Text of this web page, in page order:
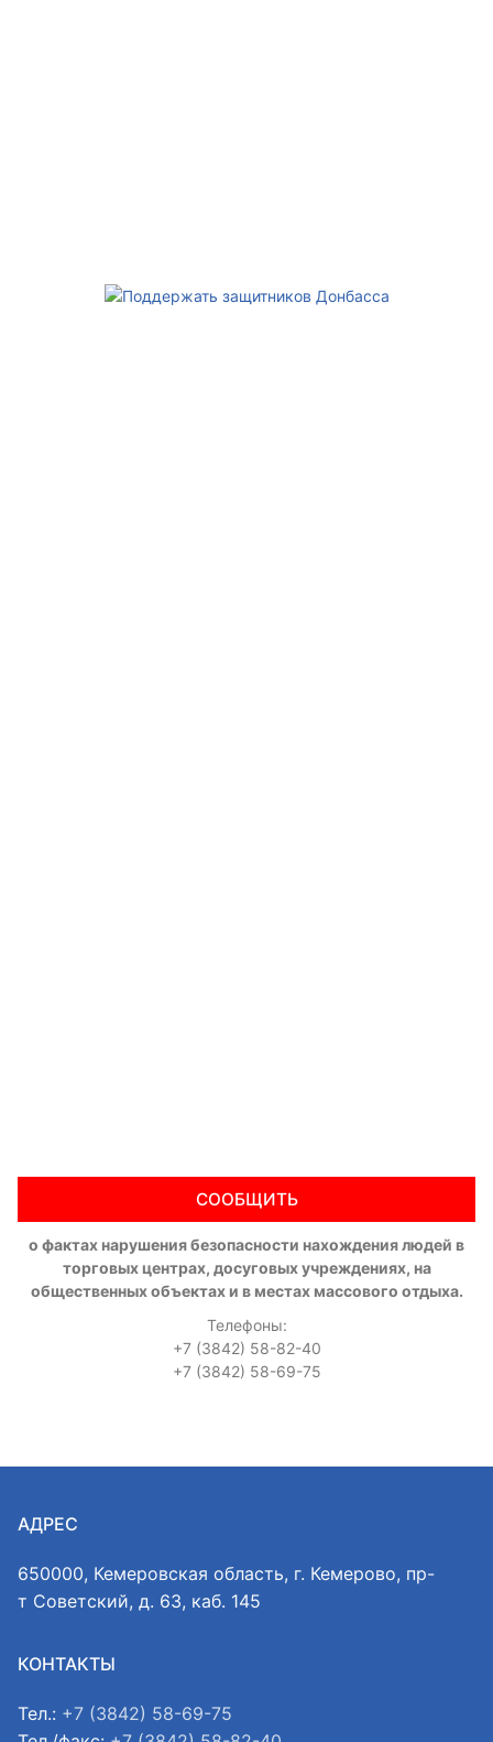
СООБЩИТЬ
о фактах нарушения безопасности нахождения людей в
торговых центрах, досуговых учреждениях, на
общественных объектах и в местах массового отдыха.
Телефоны:
+7 (3842) 58-82-40
+7 (3842) 58-69-75
АДРЕС
650000, Кемеровская область, г. Кемерово, пр-
т Советский, д. 63, каб. 145
КОНТАКТЫ
Тел.: +7 (3842) 58-69-75